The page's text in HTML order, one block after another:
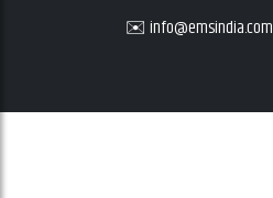
✉️ info@emsindia.com